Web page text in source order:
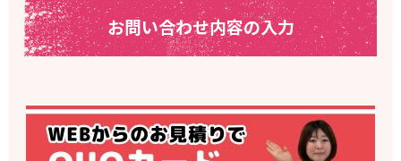
お問い合わせ内容の入力